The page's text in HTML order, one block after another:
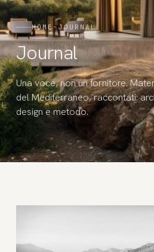
HOME ·JOURNAL
Journal
Una voce, non un fornitore.
del Mediterraneo, raccontati:
design e metodo.